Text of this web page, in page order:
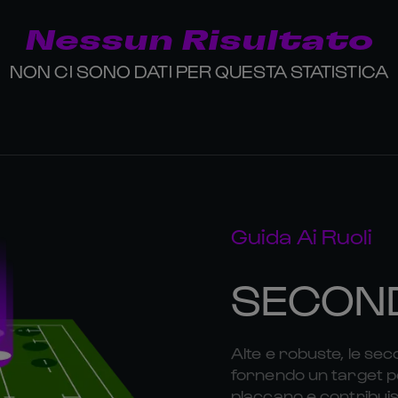
Nessun Risultato
NON CI SONO DATI PER QUESTA STATISTICA
Guida Ai Ruoli
Alte e robuste, le
fornendo un target